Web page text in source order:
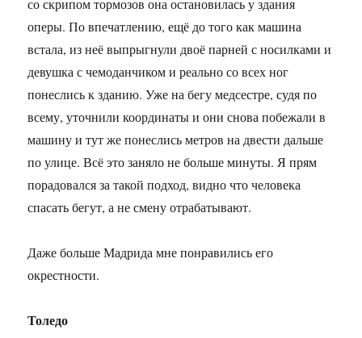
со скрипом тормозов она остановилась у здания
оперы. По впечатлению, ещё до того как машина
встала, из неё выпрыгнули двоё парней с носилками и
девушка с чемоданчиком и реально со всех ног
понеслись к зданию. Уже на бегу медсестре, судя по
всему, уточнили координаты и они снова побежали в
машину и тут же понеслись метров на двести дальше
по улице. Всё это заняло не больше минуты. Я прям
порадовался за такой подход, видно что человека
спасать бегут, а не смену отрабатывают.
Даже больше Мадрида мне понравились его
окрестности.
Толедо